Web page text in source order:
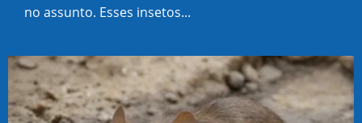
no assunto. Esses insetos...